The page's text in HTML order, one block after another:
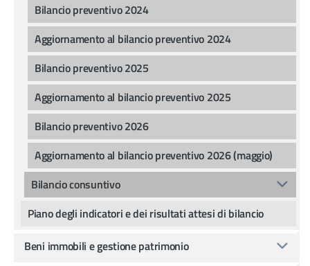
Bilancio preventivo 2024
Aggiornamento al bilancio preventivo 2024
Bilancio preventivo 2025
Aggiornamento al bilancio preventivo 2025
Bilancio preventivo 2026
Aggiornamento al bilancio preventivo 2026 (maggio)
Bilancio consuntivo
Piano degli indicatori e dei risultati attesi di bilancio
Beni immobili e gestione patrimonio